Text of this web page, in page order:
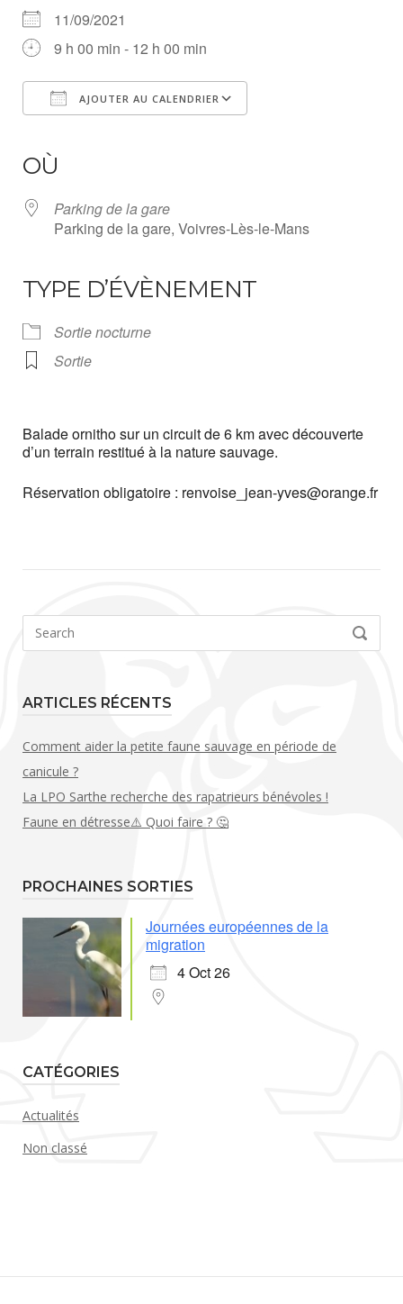
11/09/2021
9 h 00 min - 12 h 00 min
AJOUTER AU CALENDRIER
OÙ
Parking de la gare
Parking de la gare, Voivres-Lès-le-Mans
TYPE D’ÉVÈNEMENT
Sortie nocturne
Sortie
Balade ornitho sur un circuit de 6 km avec découverte
d’un terrain restitué à la nature sauvage.
Réservation obligatoire : renvoise_jean-yves@orange.fr
SEARCH
ARTICLES RÉCENTS
Comment aider la petite faune sauvage en période de
canicule ?
La LPO Sarthe recherche des rapatrieurs bénévoles !
Faune en détresse⚠️ Quoi faire ? 🤔
PROCHAINES SORTIES
Journées européennes de la
migration
4 Oct 26
CATÉGORIES
Actualités
Non classé